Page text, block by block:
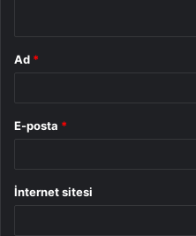
Ad *
E-posta *
İnternet sitesi